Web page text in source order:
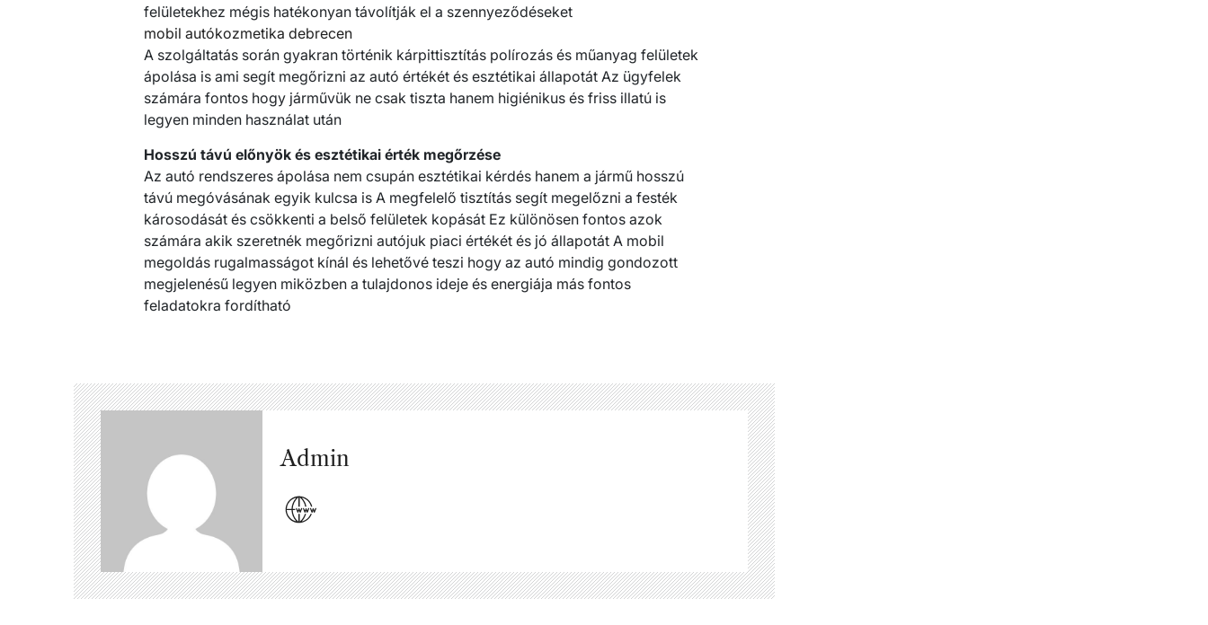
felületekhez mégis hatékonyan távolítják el a szennyeződéseket
mobil autókozmetika debrecen
A szolgáltatás során gyakran történik kárpittisztítás polírozás és műanyag felületek
ápolása is ami segít megőrizni az autó értékét és esztétikai állapotát Az ügyfelek
számára fontos hogy járművük ne csak tiszta hanem higiénikus és friss illatú is
legyen minden használat után
Hosszú távú előnyök és esztétikai érték megőrzése
Az autó rendszeres ápolása nem csupán esztétikai kérdés hanem a jármű hosszú
távú megóvásának egyik kulcsa is A megfelelő tisztítás segít megelőzni a festék
károsodását és csökkenti a belső felületek kopását Ez különösen fontos azok
számára akik szeretnék megőrizni autójuk piaci értékét és jó állapotát A mobil
megoldás rugalmasságot kínál és lehetővé teszi hogy az autó mindig gondozott
megjelenésű legyen miközben a tulajdonos ideje és energiája más fontos
feladatokra fordítható
Admin